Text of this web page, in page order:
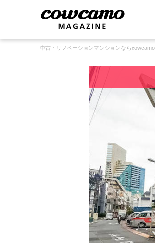
中古・リノベーションマンションならcowcamo